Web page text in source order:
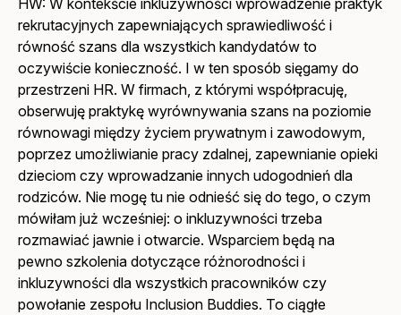
HW: W kontekście inkluzywności wprowadzenie praktyk
rekrutacyjnych zapewniających sprawiedliwość i
równość szans dla wszystkich kandydatów to
oczywiście konieczność. I w ten sposób sięgamy do
przestrzeni HR. W firmach, z którymi współpracuję,
obserwuję praktykę wyrównywania szans na poziomie
równowagi między życiem prywatnym i zawodowym,
poprzez umożliwianie pracy zdalnej, zapewnianie opieki
dzieciom czy wprowadzanie innych udogodnień dla
rodziców. Nie mogę tu nie odnieść się do tego, o czym
mówiłam już wcześniej: o inkluzywności trzeba
rozmawiać jawnie i otwarcie. Wsparciem będą na
pewno szkolenia dotyczące różnorodności i
inkluzywności dla wszystkich pracowników czy
powołanie zespołu Inclusion Buddies. To ciągłe